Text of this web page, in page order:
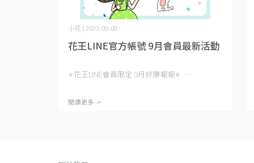
花王LINE官方帳號 9月會員最新活動
小花 | 2023-09-08
⭐花王LINE會員限定 9月好康報報⭐ ⋯
閱讀更多 ->